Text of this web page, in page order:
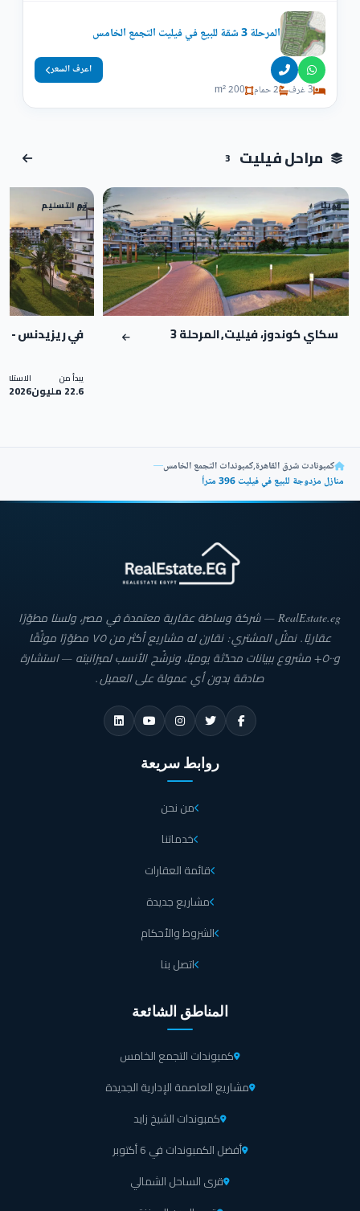
المرحلة 3 شقة للبيع في فيليت التجمع الخامس
3 غرف 2 حمام 200 m²
اعرف السعر
مراحل فيليت 3
قريبًا
01
سكاي كوندوز، فيليت, المرحلة 3
تم التسليم
02
في ريزيدنس -
يبدأ من
22.6 مليون
الاستلام
2026
كمبونادت شرق القاهرة,كمبوندات التجمع الخامس—
منازل مزدوجة للبيع في فيليت 396 متراً
RealEstate.eg — شركة وساطة عقارية معتمدة في مصر، ولسنا مطوّرًا
عقاريًا. نمثّل المشتري: نقارن له مشاريع أكثر من ٧٥ مطوّرًا موثّقًا
و٥٠٠+ مشروع ببيانات محدّثة يوميًا، ونرشّح الأنسب لميزانيته — استشارة
صادقة بدون أي عمولة على العميل.
روابط سريعة
من نحن
خدماتنا
قائمة العقارات
مشاريع جديدة
الشروط والأحكام
اتصل بنا
المناطق الشائعة
كمبوندات التجمع الخامس
مشاريع العاصمة الإدارية الجديدة
كمبوندات الشيخ زايد
أفضل الكمبوندات في 6 أكتوبر
قرى الساحل الشمالي